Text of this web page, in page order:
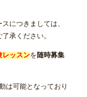
につきましては、
承ください。
レッスンを 随時募集
は可能となっており